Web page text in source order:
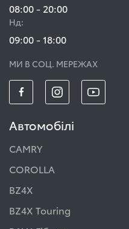
08:00 - 20:00
Нд:
09:00 - 18:00
МИ В СОЦ. МЕРЕЖАХ
Автомобілі
CAMRY
COROLLA
BZ4X
BZ4X Touring